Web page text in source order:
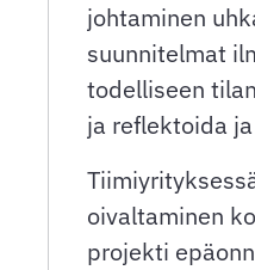
johtaminen
suunnitelmat
todelliseen
ja reflektoida
oivaltaminen
projekti